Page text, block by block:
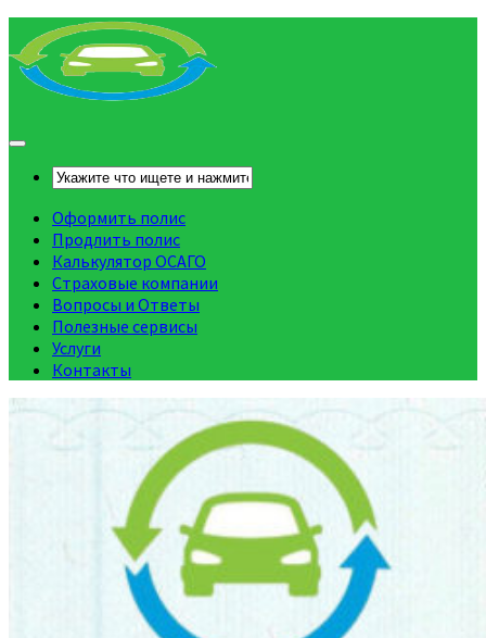
Оформить полис
Продлить полис
Калькулятор ОСАГО
Страховые компании
Вопросы и Ответы
Полезные сервисы
Услуги
Контакты